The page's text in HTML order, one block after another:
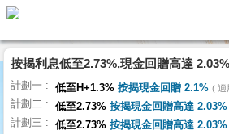
代
理
主
頁
搵
按揭利息低至2.73%,現金回贈高達
計劃一 低至H+1.3% 按揭現金回贈 2.1% 適
計劃二 低至2.73% 按揭現金回贈高達 2.03%
計劃三 低至2.73% 按揭現金回贈高達 2.03%